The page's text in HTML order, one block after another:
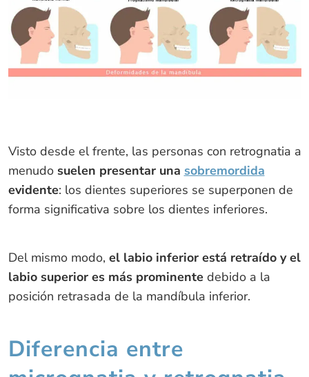
Visto desde el frente, las personas con retrognatia a
menudo suelen presentar una sobremordida
evidente: los dientes superiores se superponen de
forma significativa sobre los dientes inferiores.
Del mismo modo, el labio inferior está retraído y el
labio superior es más prominente debido a la
posición retrasada de la mandíbula inferior.
Diferencia entre